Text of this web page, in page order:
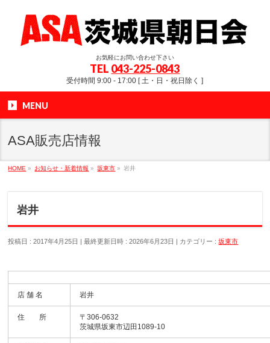
お気軽にお問い合わせ下さい
TEL 043-225-0843
受付時間 9:00 - 17:00 [ 土・日・祝日除く ]
MENU
ASA販売店情報
HOME » お知らせ・新着情報 » 坂東市 » 岩井
岩井
投稿日 : 2017年4月25日 最終更新日時 : 2026年6月23日 カテゴリー :坂東市
店 舗 名 岩井
住 所
〒306-0632
茨城県坂東市辺田1089-10